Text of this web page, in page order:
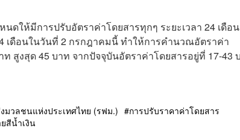
ให้มีการปรับอัตราค่าโดยสารทุกๆ ระยะเวลา 24 เดือน
เดือนในวันที่ 2 กรกฎาคมนี้ ทำให้การคำนวณอัตราค่า
สูงสุด 45 บาท จากปัจจุบันอัตราค่าโดยสารอยู่ที่ 17-43
มวลชนแห่งประเทศไทย (รฟม.)
การปรับราคาค่าโดยสาร
สีน้ำเงิน